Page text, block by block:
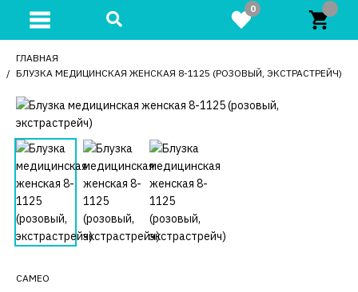
0
ГЛАВНАЯ
БЛУЗКА МЕДИЦИНСКАЯ ЖЕНСКАЯ 8-1125 (РОЗОВЫЙ, ЭКСТРАСТРЕЙЧ)
CAMEO